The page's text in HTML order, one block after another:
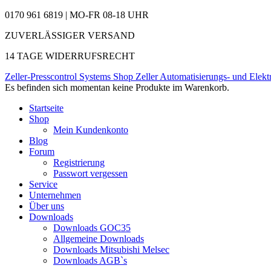
0170 961 6819 | MO-FR 08-18 UHR
ZUVERLÄSSIGER VERSAND
14 TAGE WIDERRUFSRECHT
Zeller-Presscontrol Systems Shop Zeller Automatisierungs- und
Es befinden sich momentan keine Produkte im Warenkorb.
Startseite
Shop
Mein Kundenkonto
Blog
Forum
Registrierung
Passwort vergessen
Service
Unternehmen
Über uns
Downloads
Downloads GOC35
Allgemeine Downloads
Downloads Mitsubishi Melsec
Downloads AGB`s